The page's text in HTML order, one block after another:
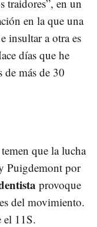
traidores”, en un
en la que una
insultar a otra es
días que he
de más de 30
que la lucha
Puigdemont por
provoque
del movimiento.
el 11S.